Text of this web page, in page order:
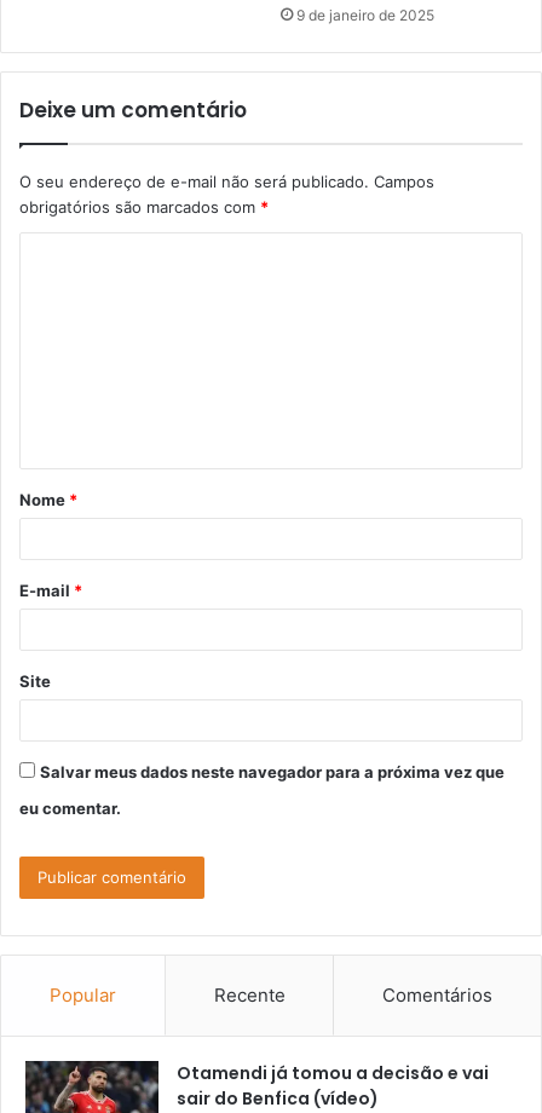
9 de janeiro de 2025
Deixe um comentário
O seu endereço de e-mail não será publicado. Campos
obrigatórios são marcados com *
á
r
*
Nome *
E-mail *
Site
Salvar meus dados neste navegador para a próxima vez que
eu comentar.
Popular Recente Comentários
Otamendi já tomou a decisão e vai
sair do Benfica (vídeo)